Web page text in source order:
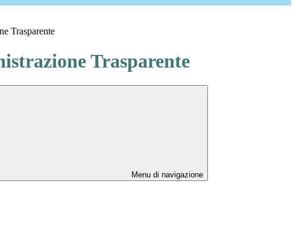
Trasparente
Trasparente
Menu di navigazione